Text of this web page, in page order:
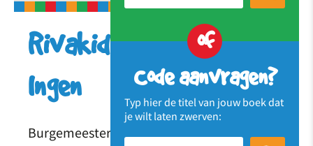
of
Code aanvragen?
Typ hier de titel van jouw boek dat
je wilt laten zwerven:
Rivakids
Ingen
Burgemeester